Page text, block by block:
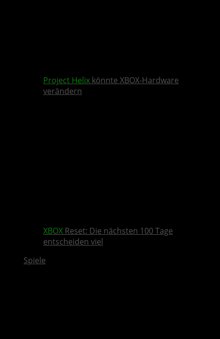
Project Helix könnte XBOX-Hardware
verändern
XBOX Reset: Die nächsten 100 Tage
entscheiden viel
Spiele